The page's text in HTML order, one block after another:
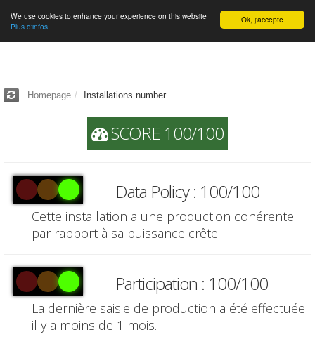
English Ok, j'accepte
We use cookies to enhance your experience on this website
Plus d'infos.
Homepage Installations number
SCORE 100/100
Data Policy : 100/100
Cette installation a une production cohérente
par rapport à sa puissance crête.
Participation : 100/100
La dernière saisie de production a été effectuée
il y a moins de 1 mois.